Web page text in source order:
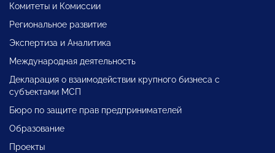
Комитеты и Комиссии
Региональное развитие
Экспертиза и Аналитика
Международная деятельность
Декларация о взаимодействии крупного бизнеса с
субъектами МСП
Бюро по защите прав предпринимателей
Образование
Проекты